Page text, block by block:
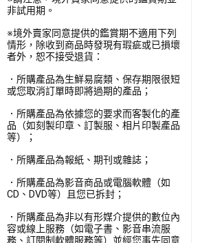
非試用期。
※境外賣家同意提供的鑑賞期不適用下列
情形，除收到商品時發現有瑕疵或已損壞
者外，恕不接受退貨：
．所購產品為生鮮易腐類、保存期限很短
或您取消訂單時即將過期的產品；
．所購產品為依據您的要求而客製化的產
品（如刻製印章、訂製服、相片印製產品
等）；
．所購產品為報紙、期刊或雜誌；
．所購產品為影音商品或電腦軟體（如
CD、DVD等）且您已拆封；
．所購產品為非以有形媒介提供的數位內
容或線上服務（如電子書、影音串流服
務、訂閱制軟體服務等）並經您事先同意